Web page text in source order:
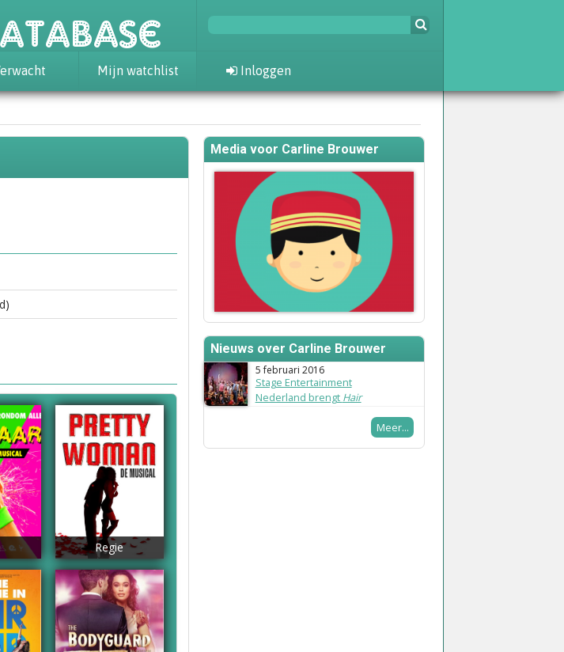
Mijn watchlist Inloggen
Regie
Media voor Carline Brouwer
Nieuws over Carline Brouwer
5 februari 2016
Stage Entertainment
Nederland brengt Hair
Meer...